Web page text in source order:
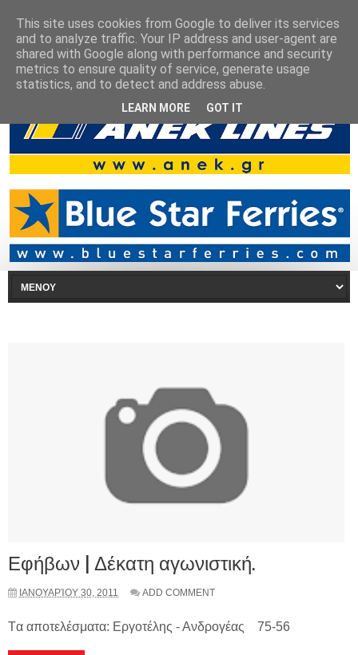
Εφήβων | Δέκατη αγωνιστική.
ΙΑΝΟΥΑΡΊΟΥ 30, 2011 ADD COMMENT
Tα αποτελέσματα: Εργοτέλης - Ανδρογέας 75-56
This site uses cookies from Google to deliver its services
and to analyze traffic. Your IP address and user-agent are
shared with Google along with performance and security
metrics to ensure quality of service, generate usage
statistics, and to detect and address abuse.
LEARN MORE GOT IT